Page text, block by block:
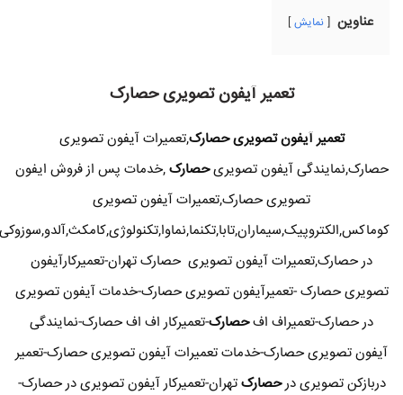
عناوین نمایش
تعمیر آیفون تصویری حصارک
تعمیر آیفون تصویری حصارک,تعمیرات آیفون تصویری
حصارک,نمایندگی آیفون تصویریحصارک,خدمات پس از فروش ایفون
تصویری حصارک,تعمیرات آیفون تصویری
کوماکس,الکتروپیک,سیماران,تابا,تکنما,نماوا,تکنولوژی,کامکث,آلدو,سوزوکی
در حصارک,تعمیرات آیفون تصویری حصارک تهران-تعمیرکارآیفون
تصویری حصارک -تعمیرآیفون تصویری حصارک-خدمات آیفون تصویری
در حصارک-تعمیراف افحصارک-تعمیرکار اف اف حصارک-نمایندگی
آیفون تصویری حصارک-خدمات تعمیرات آیفون تصویری حصارک-تعمیر
دربازکن تصویری درحصارکتهران-تعمیرکار آیفون تصویری در حصارک-